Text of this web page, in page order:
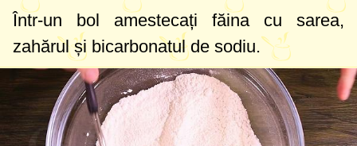
Într-un bol amestecați făina cu sarea,
zahărul și bicarbonatul de sodiu.